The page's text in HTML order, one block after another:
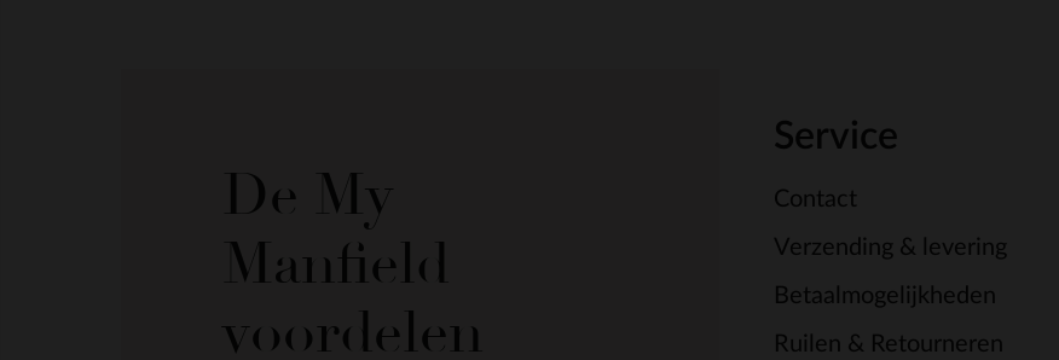
De My
Manfield
voordelen
Service
Contact
Verzending & levering
Betaalmogelijkheden
Ruilen & Retourneren